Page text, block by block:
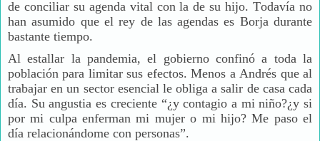
de conciliar su agenda vital con la de su hijo. Todavía no
han asumido que el rey de las agendas es Borja durante
bastante tiempo.
Al estallar la pandemia, el gobierno confinó a toda la
población para limitar sus efectos. Menos a Andrés que al
trabajar en un sector esencial le obliga a salir de casa cada
día. Su angustia es creciente “¿y contagio a mi niño?¿y si
por mi culpa enferman mi mujer o mi hijo? Me paso el
día relacionándome con personas”.